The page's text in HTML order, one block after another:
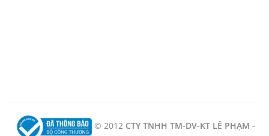
© 2012 CTY TNHH TM-DV-KT LÊ PHẠM -